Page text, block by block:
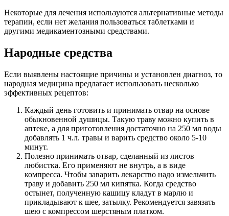
Некоторые для лечения используются альтернативные методы
терапии, если нет желания пользоваться таблетками и
другими медикаментозными средствами.
Народные средства
Если выявлены настоящие причины и установлен диагноз, то
народная медицина предлагает использовать несколько
эффективных рецептов:
Каждый день готовить и принимать отвар на основе
обыкновенной душицы. Такую траву можно купить в
аптеке, а для приготовления достаточно на 250 мл воды
добавлять 1 ч.л. травы и варить средство около 5-10
минут.
Полезно принимать отвар, сделанный из листов
любистка. Его применяют не внутрь, а в виде
компресса. Чтобы заварить лекарство надо измельчить
траву и добавить 250 мл кипятка. Когда средство
остынет, полученную кашицу кладут в марлю и
прикладывают к шее, затылку. Рекомендуется завязать
шею с компрессом шерстяным платком.